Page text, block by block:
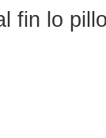
fin lo